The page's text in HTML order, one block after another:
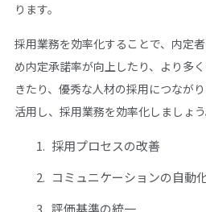
ります。
採用業務を効率化することで、内定
め内定承諾率が向上したり、より多
きたり、優秀な人材の採用につなが
活用し、採用業務を効率化しましょう
採用プロセスの改善
コミュニケーションの自動
評価基準の統一